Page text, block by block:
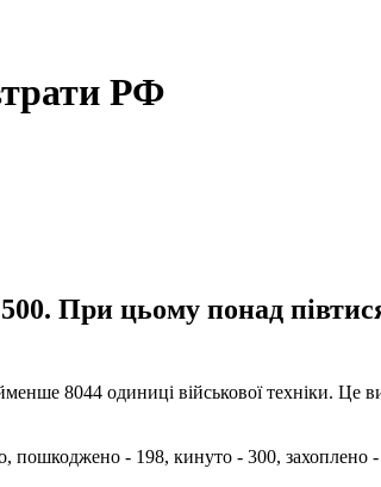
РФ
При цьому понад
8044 одиниці військової техніки. Це
пошкоджено - 198, кинуто - 300, захоплено